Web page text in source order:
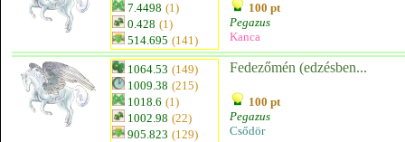
7.4498 (1)
0.428 (1)
514.695 (141)
100 pt
Pegazus
Kanca
1064.53 (149)
1009.38 (215)
1018.6 (1)
1002.98 (22)
905.823 (129)
Fedezőmén (edzésben...
100 pt
Pegazus
Csődör